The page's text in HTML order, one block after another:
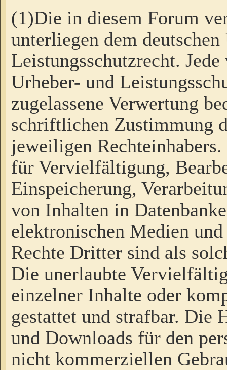
(1)Die in diesem Forum
unterliegen dem
Leistungsschutzrecht.
Urheber- und
zugelassene Verwertung
schriftlichen Zustimmung
jeweiligen
für Vervielfältigung,
Einspeicherung,
von Inhalten in
elektronischen Medien
Rechte Dritter sind als
Die unerlaubte
einzelner Inhalte oder
gestattet und strafbar. Die
und Downloads für den
nicht kommerziellen